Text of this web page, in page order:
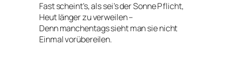
Fast scheint’s, als sei’s der Sonne Pflicht,
Heut länger zu verweilen –
Denn manchentags sieht man sie nicht
Einmal vorübereilen.